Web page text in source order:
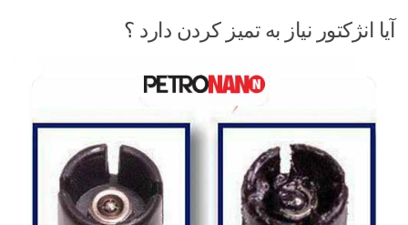
آیا انژکتور نیاز به تمیز کردن دارد ؟